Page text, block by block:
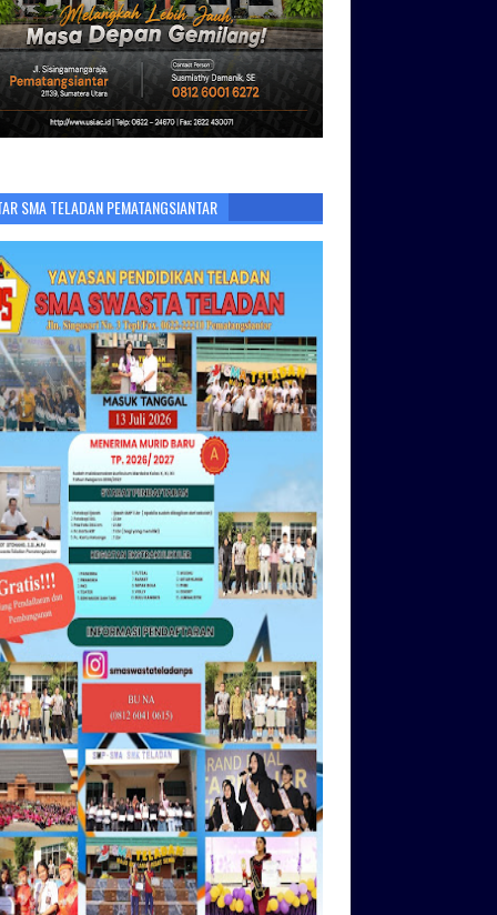
SMA TELADAN PEMATANGSIANTAR